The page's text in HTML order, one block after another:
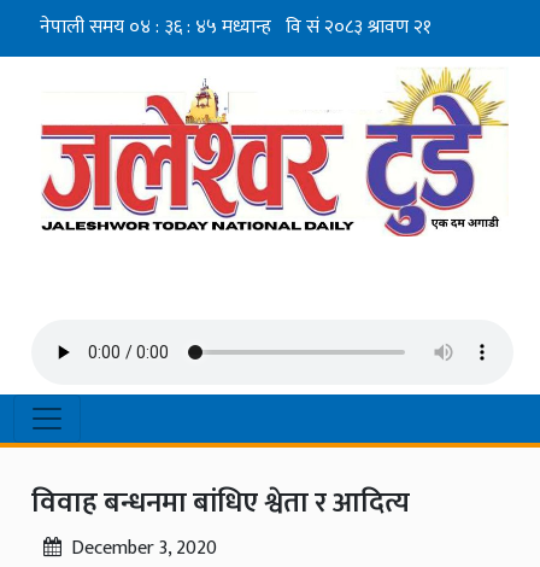
विवाह बन्धनमा बांधिए श्वेता र आदित्य
December 3, 2020